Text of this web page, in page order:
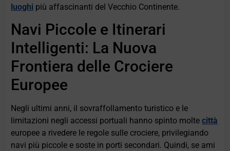
luoghi più affascinanti del Vecchio Continente.
Navi Piccole e Itinerari
Intelligenti: La Nuova
Frontiera delle Crociere
Europee
Negli ultimi anni, il sovraffollamento turistico e le
limitazioni negli accessi portuali hanno spinto moltecittà
europee a rivedere le regole sulle crociere, privilegiando
navi più piccole e soste in porti secondari. Quindi, se ami